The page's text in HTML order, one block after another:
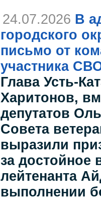
24.07.2026 В
городского
письмо от
участника
Глава Усть-
Харитонов,
депутатов
Совета
выразили
за достойное
лейтенанта
выполнении